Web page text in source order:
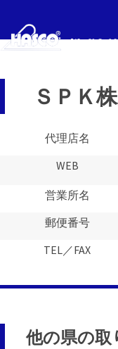
ＳＰＫ
代理店名
WEB
営業所名
郵便番号
TEL／FAX
他の県の取